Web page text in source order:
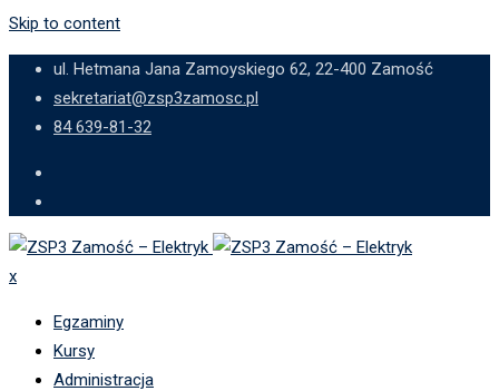
Skip to content
ul. Hetmana Jana Zamoyskiego 62, 22-400 Zamość
sekretariat@zsp3zamosc.pl
84 639-81-32
x
Egzaminy
Kursy
Administracja